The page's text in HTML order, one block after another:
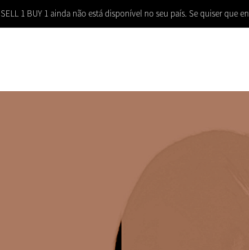
SELL 1 BUY 1 ainda não está disponível no seu país. Se quiser